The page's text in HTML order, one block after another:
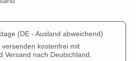
(DE - Ausland abweichend)
kostenfrei mit
Versand nach Deutschland.